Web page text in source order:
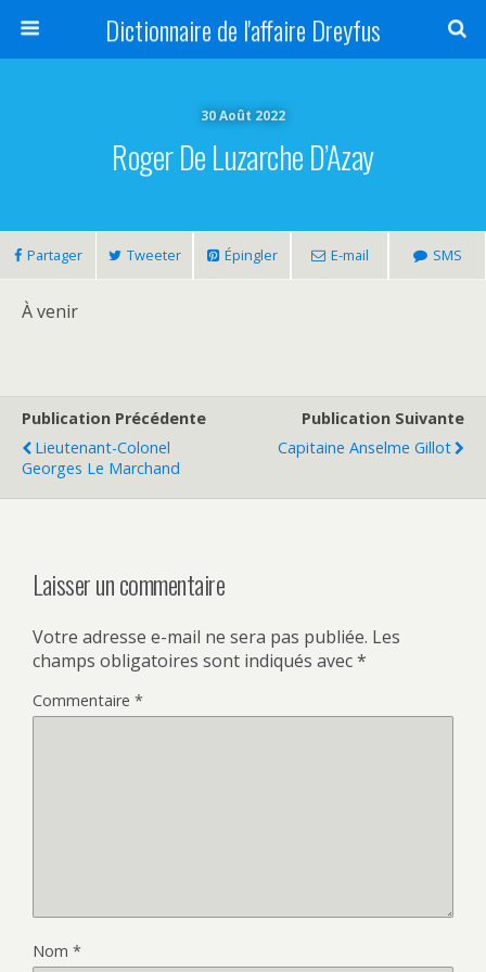
Dictionnaire de l'affaire Dreyfus
30 Août 2022
Roger De Luzarche D’Azay
Partager Tweeter Épingler E-mail SMS
À venir
Publication Précédente
Lieutenant-Colonel
Georges Le Marchand
Publication Suivante
Capitaine Anselme Gillot
Laisser un commentaire
Votre adresse e-mail ne sera pas publiée. Les
champs obligatoires sont indiqués avec*
Commentaire *
Nom *